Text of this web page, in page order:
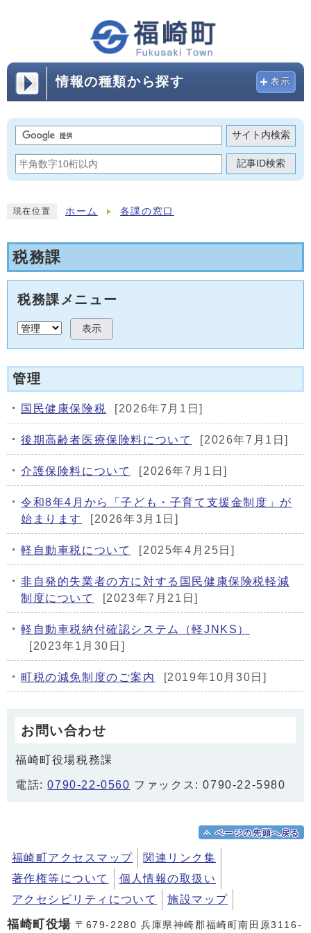
情報の種類から探す 表示
サイト内検索
記事ID検索
現在位置 ホーム 各課の窓口
税務課
税務課メニュー
表示
管理
国民健康保険税 [2026年7月1日]
後期高齢者医療保険料について [2026年7月1日]
介護保険料について [2026年7月1日]
令和8年4月から「子ども・子育て支援金制度」が
始まります
[2026年3月1日]
軽自動車税について [2025年4月25日]
非自発的失業者の方に対する国民健康保険税軽減
制度について
[2023年7月21日]
軽自動車税納付確認システム（軽JNKS）
[2023年1月30日]
町税の減免制度のご案内 [2019年10月30日]
お問い合わせ
福崎町役場税務課
電話:0790-22-0560 ファックス: 0790-22-5980
ページの先頭へ戻る
福崎町アクセスマップ
関連リンク集
著作権等について
個人情報の取扱い
アクセシビリティについて
施設マップ
福崎町役場 〒679-2280 兵庫県神崎郡福崎町南田原3116-